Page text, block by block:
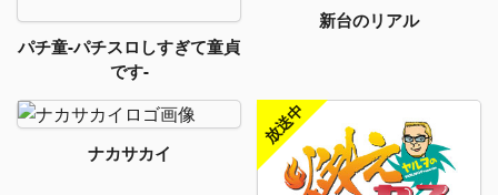
パチ童-パチスロしすぎて童貞
です-
新台のリアル
ナカサカイ